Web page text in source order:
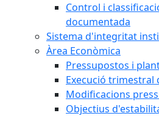
Control i
documentada
Sistema d'integritat
Àrea Econòmica
Pressupostos i
Execució trimestral
Modificacions
Objectius